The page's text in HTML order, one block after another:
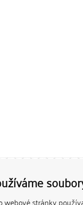
webové stránky
[at] cuni.cz
/ Each constituent